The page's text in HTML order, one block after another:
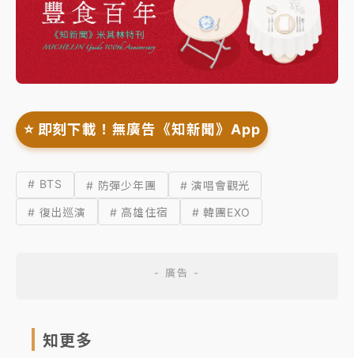
⭐️ 即刻下載！無廣告《知新聞》App
# BTS # 防彈少年團
# 演唱會觀光
# 復出巡演
# 高雄住宿 # 韓團EXO
知更多